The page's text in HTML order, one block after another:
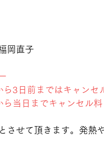
岡直子
3日前まではキャンセ
当日までキャンセル
させて頂きます。発熱